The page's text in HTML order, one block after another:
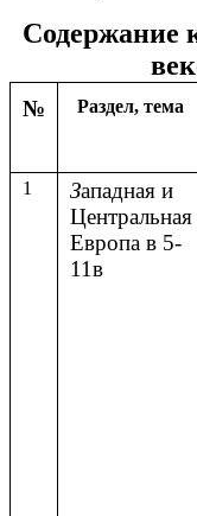
Содержание
№ Раздел, тема
1 Западная и
Центральная
Европа в 5-
11в